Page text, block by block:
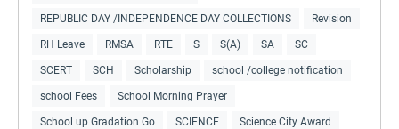
REPUBLIC DAY /INDEPENDENCE DAY COLLECTIONS Revision
RH Leave RMSA RTE S S(A) SA SC
SCERT SCH Scholarship school /college notification
school Fees School Morning Prayer
School up Gradation Go SCIENCE Science City Award